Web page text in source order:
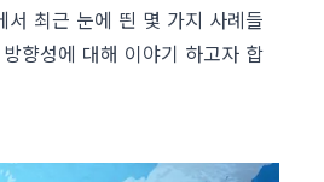
서 최근 눈에 띈 몇 가지 사례들
향성에 대해 이야기 하고자 합